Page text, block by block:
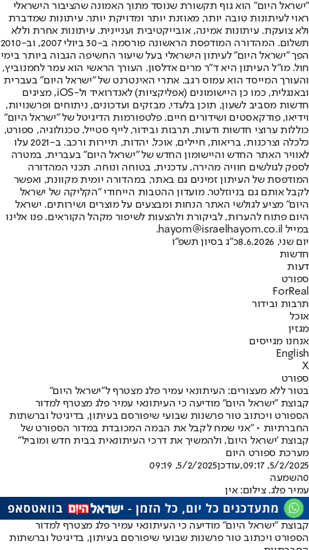
"ישראל היום" הוא גוף תקשורת שנוסד מתוך האמונה שהציבור הישראלי
ראוי לעיתונות טובה יותר, מאוזנת יותר ומדויקת יותר. עיתונות שמדברת
ולא צועקת. עיתונות אמינה, אובייקטיבית ועניינית. עיתונות אחרת וללא
תשלום. המהדורה המודפסת הראשונה פורסמה ב-30 ביולי 2007, וב-2010
הפך "ישראל היום" לעיתון הישראלי בעל שיעור החשיפה הגבוה ביותר בימי
חול. מו"ל העיתון היא ד"ר מרים אדלסון. העורך הראשי הוא עמר לחמנוביץ,
והעורך המייסד הוא עמוס רגב. אתרי האינטרנט של "ישראל היום" בעברית
ובאנגלית, כמו כן היישומונים (אפליקציות) לאנדרואיד ול-iOS, מציגים
חדשות מסביב לשעון, תוכן בלעדי, מבזקים ועדכונים, ניתוחים ופרשנויות,
וידיאו, פודקאסטים ושידורים חיים. פלטפורמות הדיגיטל של "ישראל היום"
כוללות ערוצי חדשות ודעות, תרבות ובידור, לייף סטייל, טכנולוגיה, ספורט,
כלכלה וצרכנות, בריאות, חיילים, אוכל, יהדות, תיירות ורכב. ב-2021 עלו
לאוויר האתר החדש והיישומון החדש של "ישראל היום" בעברית, במטרה
לספק לגולשים חוויה מהירה, עדכנית, בטוחה ונוחה. תכני המהדורה
המודפסת של העיתון זמינים גם באתר, במהדורה יומית מקוונת, ואפשר
לקבל אותם גם בניוזלטר. מועדון ההטבות הייחודי "הקליקה של ישראל
היום" מציע לגולשי האתר הנחות ומבצעים על מוצרים ושירותים. ישראל
היום פתוח להערות, לביקורת ולהצעות לשיפור מקהל הקוראים. פנו אלינו
במייל hayom@israelhayom.co.il.
יום שני, 8.6.2026
כ"ג בסיון תשפ"ו
חדשות
דעות
ספורט
ForReal
תרבות ובידור
אוכל
מגזין
אנחנו מגייסים
English
X
ספורט
בטור ללא מעצורים: העיתונאי עמיר פלג מצטרף ל"ישראל היום"
קבוצת "ישראל היום" מודיעה כי העיתונאי עמיר פלג מצטרף למדור
הספורט ויכתוב טור פרשנות שבועי שיפורסם בעיתון, בדיגיטל וברשתות
החברתיות • "אני שמח לקבל את הבמה המכובדת במדור הספורט של
קבוצת 'ישראל היום', ולהמשיך את דרכי העיתונאית בבית חדש ומוביל"
מערכת ספורט היום
5/2/2025, 09:17
,עודכן5/2/2025, 09:19
0השמעה
עמיר פלג. צילום: אין
קבוצת "ישראל היום" מודיעה כי העיתונאי עמיר פלג מצטרף למדור
הספורט ויכתוב טור פרשנות שבועי שיפורסם בעיתון, בדיגיטל וברשתות